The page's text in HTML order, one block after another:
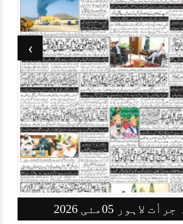
لاہور 03مئی 2026
›